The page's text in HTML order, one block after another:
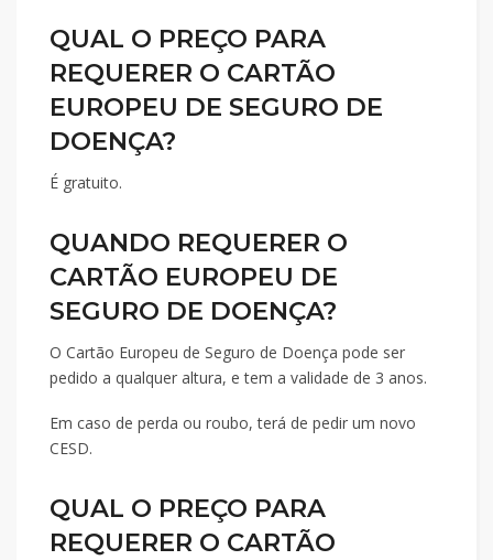
QUAL O PREÇO PARA
REQUERER O CARTÃO
EUROPEU DE SEGURO DE
DOENÇA?
É gratuito.
QUANDO REQUERER O
CARTÃO EUROPEU DE
SEGURO DE DOENÇA?
O Cartão Europeu de Seguro de Doença pode ser
pedido a qualquer altura, e tem a validade de 3 anos.
Em caso de perda ou roubo, terá de pedir um novo
CESD.
QUAL O PREÇO PARA
REQUERER O CARTÃO